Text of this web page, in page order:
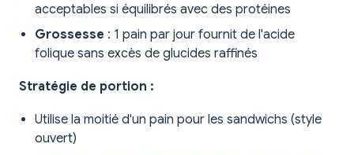
acceptables si équilibrés avec des protéines
Grossesse : 1 pain par jour fournit de l'acide
folique sans excès de glucides raffinés
Stratégie de portion :
Utilise la moitié d'un pain pour les sandwichs (style
ouvert)